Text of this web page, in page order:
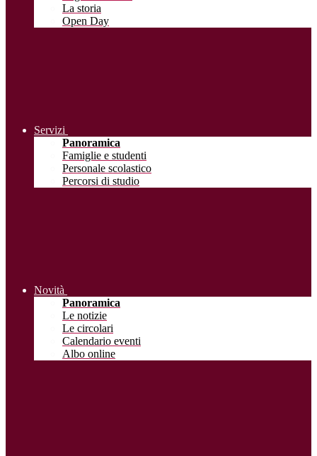
La storia
Open Day
Servizi
Panoramica
Famiglie e studenti
Personale scolastico
Percorsi di studio
Novità
Panoramica
Le notizie
Le circolari
Calendario eventi
Albo online